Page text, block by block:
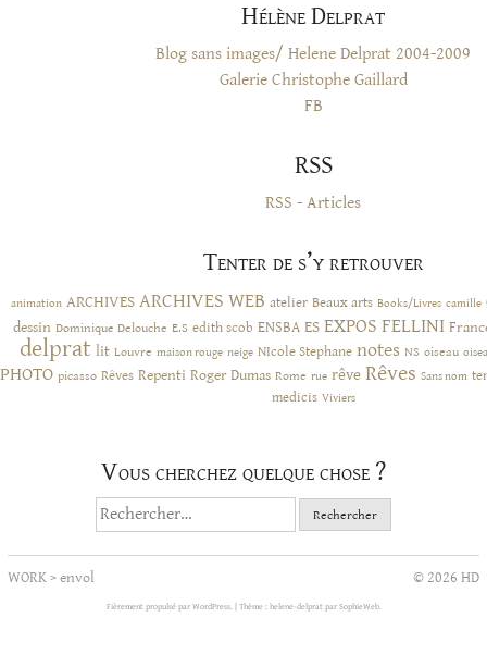
Hélène Delprat
Blog sans images/ Helene Delprat 2004-2009
Galerie Christophe Gaillard
FB
RSS
RSS - Articles
Tenter de s’y retrouver
animation ARCHIVES ARCHIVES WEB atelier Beaux arts Books/Livres camille
dessin Dominique Delouche E.S edith scob ENSBA ES EXPOS FELLINI
delprat lit Louvre maison rouge neige NIcole Stephane notes NS oiseau
PHOTO picasso Rêves Repenti Roger Dumas Rome rue rêve Rêves Sans nom
medicis Viviers
Vous cherchez quelque chose ?
Rechercher :
WORK>envol © 2026 HD
Fièrement propulsé par WordPress. Thème : helene-delprat par SophieWeb.